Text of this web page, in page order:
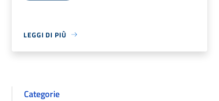
LEGGI DI PIÙ
Categorie